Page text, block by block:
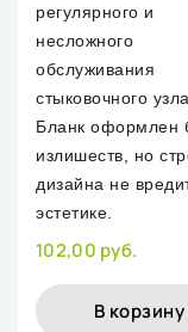
регулярного и
несложного
обслуживания
стыковочного узла.
Бланк оформлен
излишеств, но
дизайна не
эстетике.
102,00 руб.
В корзину